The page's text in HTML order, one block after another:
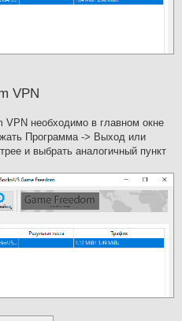
VPN
VPN необходимо в главном окне
Программа -> Выход или
и выбрать аналогичный пункт